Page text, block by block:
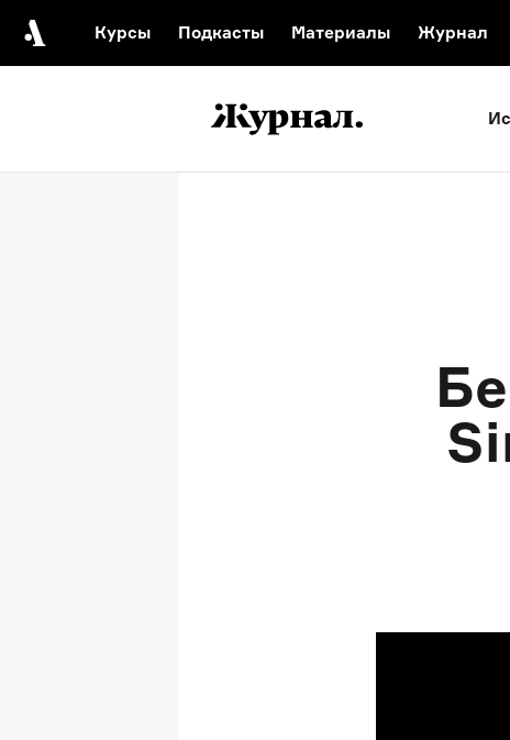
Курсы Подкасты Материалы Журнал
Видеоистория русской